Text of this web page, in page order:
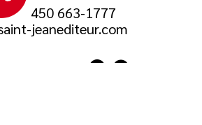
450 663-1777
jeanediteur.com